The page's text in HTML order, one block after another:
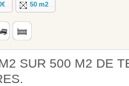
50 m2
SUR 500 M2 DE